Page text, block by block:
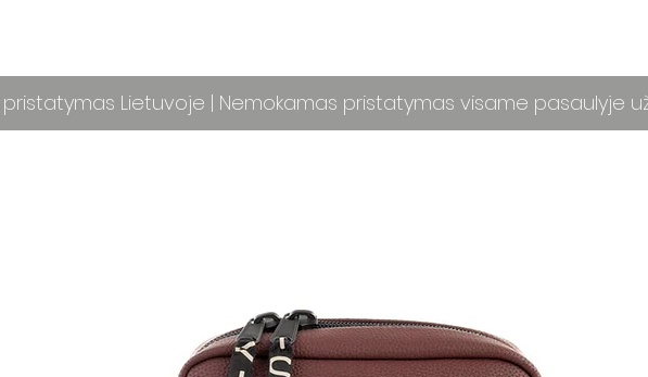
Lietuvoje | Nemokamas pristatymas visame pasaulyje